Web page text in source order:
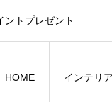
トプレゼント
HOME インテリア